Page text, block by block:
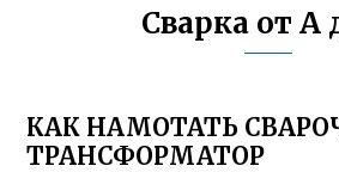
Сварка от А
КАК НАМОТАТЬ
ТРАНСФОРМАТОР